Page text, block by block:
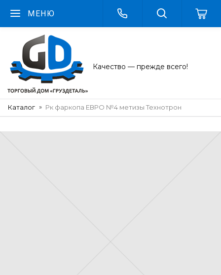
МЕНЮ
Качество — прежде всего!
Каталог Рк фаркопа ЕВРО №4 метизы Технотрон